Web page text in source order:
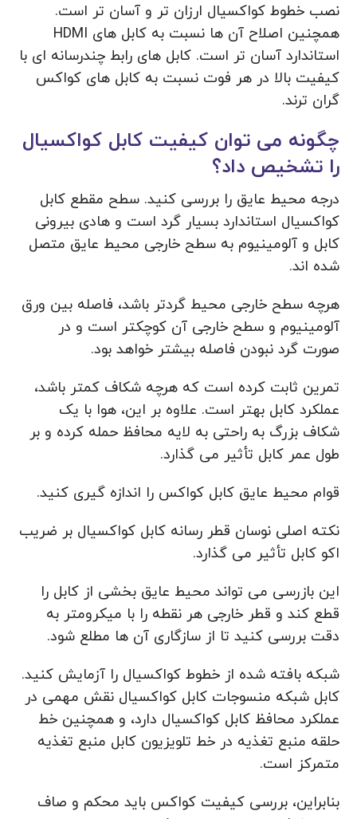
نصب خطوط کواکسیال ارزان تر و آسان تر است.
همچنین اصلاح آن ها نسبت به کابل های HDMI
استاندارد آسان تر است. کابل های رابط چندرسانه ای با
کیفیت بالا در هر فوت نسبت به کابل های کواکس
گران ترند.
چگونه می توان کیفیت کابل کواکسیال
را تشخیص داد؟
درجه محیط عایق را بررسی کنید. سطح مقطع کابل
کواکسیال استاندارد بسیار گرد است و هادی بیرونی
کابل و آلومینیوم به سطح خارجی محیط عایق متصل
شده اند.
هرچه سطح خارجی محیط گردتر باشد، فاصله بین ورق
آلومینیوم و سطح خارجی آن کوچکتر است و در
صورت گرد نبودن فاصله بیشتر خواهد بود.
تمرین ثابت کرده است که هرچه شکاف کمتر باشد،
عملکرد کابل بهتر است. علاوه بر این، هوا با یک
شکاف بزرگ به راحتی به لایه محافظ حمله کرده و بر
طول عمر کابل تأثیر می گذارد.
قوام محیط عایق کابل کواکس را اندازه گیری کنید.
نکته اصلی نوسان قطر رسانه کابل کواکسیال بر ضریب
اکو کابل تأثیر می گذارد.
این بازرسی می تواند محیط عایق بخشی از کابل را
قطع کند و قطر خارجی هر نقطه را با میکرومتر به
دقت بررسی کنید تا از سازگاری آن ها مطلع شود.
شبکه بافته شده از خطوط کواکسیال را آزمایش کنید.
کابل شبکه منسوجات کابل کواکسیال نقش مهمی در
عملکرد محافظ کابل کواکسیال دارد، و همچنین خط
حلقه منبع تغذیه در خط تلویزیون کابل منبع تغذیه
متمرکز است.
بنابراین، بررسی کیفیت کواکس باید محکم و صاف